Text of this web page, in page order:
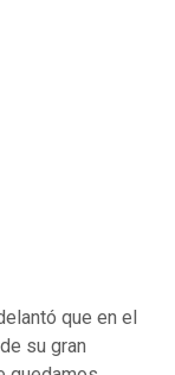
que en el
su gran